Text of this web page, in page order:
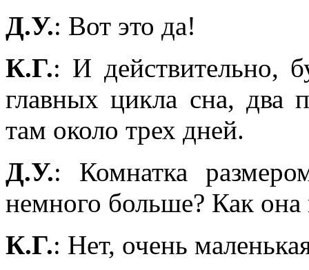
Д.У.: Вот это да!
К.Г.: И действительно,
главных цикла сна, два
там около трех дней.
Д.У.: Комнатка
немного больше? Как она
К.Г.: Нет, очень